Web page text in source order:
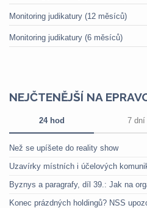
Monitoring judikatury (12 měsíců)
Monitoring judikatury (6 měsíců)
NEJČTENĚJŠÍ NA
24 hod 7 dní
Než se upíšete do reality show
Uzavírky místních i účelových
Byznys a paragrafy, díl 39.: Jak na
Konec prázdných holdingů? NSS